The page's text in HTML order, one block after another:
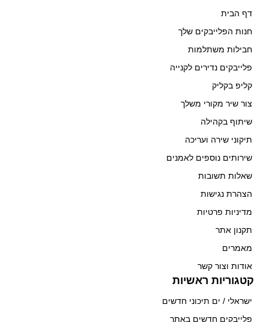
דף הבית
חנות הפלייבקים שלך
חבילות משתלמות
פלייבקים נדירים לקנייה
קליפ בקליק
צור שיר מקורי משלך
שיתוף בקהילה
תיקוני שירה ועריכה
שירותים נוספים לאמנים
שאלות תשובות
הצהרת נגישות
מדיניות פרטיות
תקנון אתר
מאמרים
אודות וצור קשר
קטגוריות ראשיות
ישראלי / ים תיכוני חדשים
פלייבקים חדשים באתר